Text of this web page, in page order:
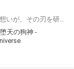
天の狗神 -